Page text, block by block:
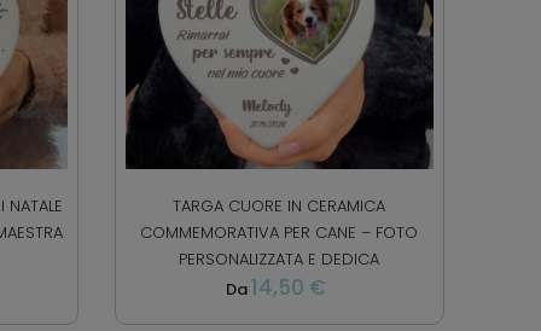
TARGA CUORE IN CERAMICA
COMMEMORATIVA PER CANE – FOTO
PERSONALIZZATA E DEDICA
Da14,50 €